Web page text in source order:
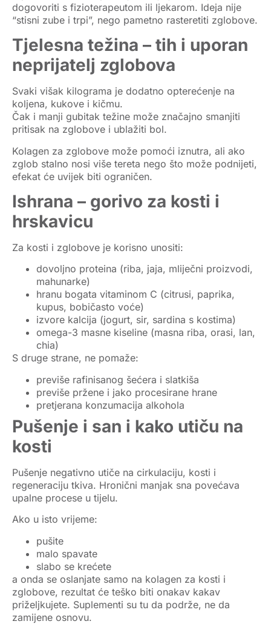
dogovoriti s fizioterapeutom ili ljekarom. Ideja nije
“stisni zube i trpi”, nego pametno rasteretiti zglobove.
Tjelesna težina – tih i uporan
neprijatelj zglobova
Svaki višak kilograma je dodatno opterećenje na
koljena, kukove i kičmu.
Čak i manji gubitak težine može značajno smanjiti
pritisak na zglobove i ublažiti bol.
Kolagen za zglobove može pomoći iznutra, ali ako
zglob stalno nosi više tereta nego što može podnijeti,
efekat će uvijek biti ograničen.
Ishrana – gorivo za kosti i
hrskavicu
Za kosti i zglobove je korisno unositi:
dovoljno proteina (riba, jaja, mliječni proizvodi,
mahunarke)
hranu bogata vitaminom C (citrusi, paprika,
kupus, bobičasto voće)
izvore kalcija (jogurt, sir, sardina s kostima)
omega-3 masne kiseline (masna riba, orasi, lan,
chia)
S druge strane, ne pomaže:
previše rafinisanog šećera i slatkiša
previše pržene i jako procesirane hrane
pretjerana konzumacija alkohola
Pušenje i san i kako utiču na
kosti
Pušenje negativno utiče na cirkulaciju, kosti i
regeneraciju tkiva. Hronični manjak sna povećava
upalne procese u tijelu.
Ako u isto vrijeme:
pušite
malo spavate
slabo se krećete
a onda se oslanjate samo na kolagen za kosti i
zglobove, rezultat će teško biti onakav kakav
priželjkujete. Suplementi su tu da podrže, ne da
zamijene osnovu.